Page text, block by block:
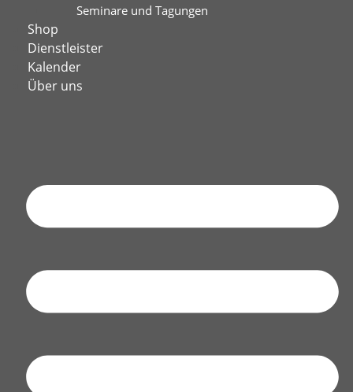
Seminare und Tagungen
Shop
Dienstleister
Kalender
Über uns